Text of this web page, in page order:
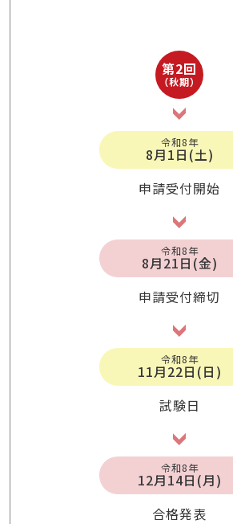
第2回
（秋期）
令和8年
8月1日(土)
申請受付開始
令和8年
8月21日(金)
申請受付締切
令和8年
11月22日(日)
試験日
令和8年
12月14日(月)
合格発表